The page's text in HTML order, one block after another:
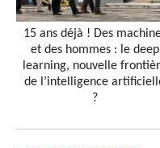
15 ans déjà ! Des
et des hommes : le deep
learning, nouvelle
de l’intelligence
?